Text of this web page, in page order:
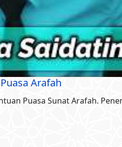
Arafah
Puasa Sunat Arafah.